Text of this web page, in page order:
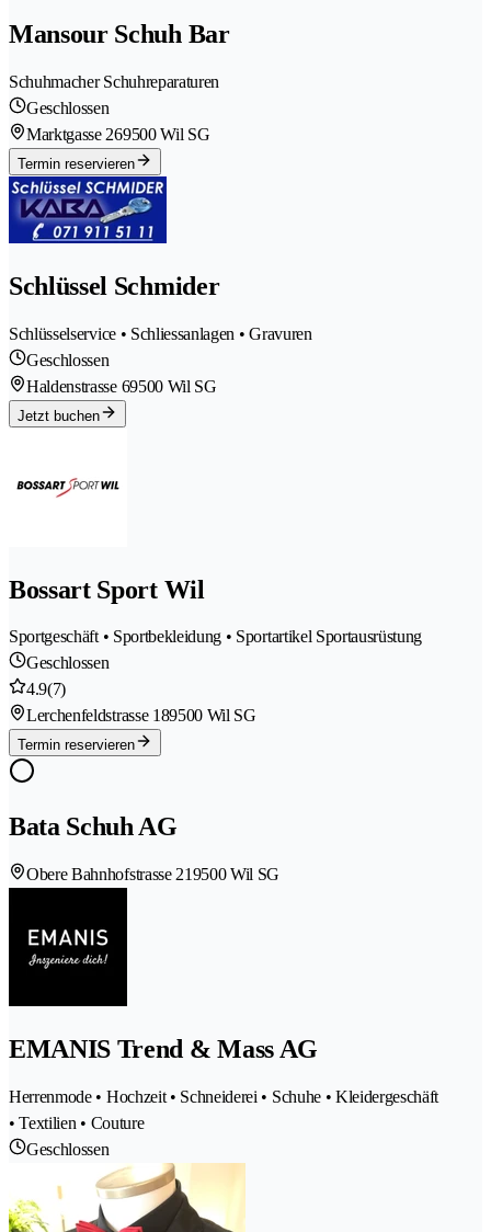
Mansour Schuh Bar
Schuhmacher Schuhreparaturen
Geschlossen
Marktgasse 269500 Wil SG
Termin reservieren
Schlüssel Schmider
Schlüsselservice • Schliessanlagen • Gravuren
Geschlossen
Haldenstrasse 69500 Wil SG
Jetzt buchen
Bossart Sport Wil
Sportgeschäft • Sportbekleidung • Sportartikel Sportausrüstung
Geschlossen
4.9(7)
Lerchenfeldstrasse 189500 Wil SG
Termin reservieren
Bata Schuh AG
Obere Bahnhofstrasse 219500 Wil SG
EMANIS Trend & Mass AG
Herrenmode • Hochzeit • Schneiderei • Schuhe • Kleidergeschäft
• Textilien • Couture
Geschlossen